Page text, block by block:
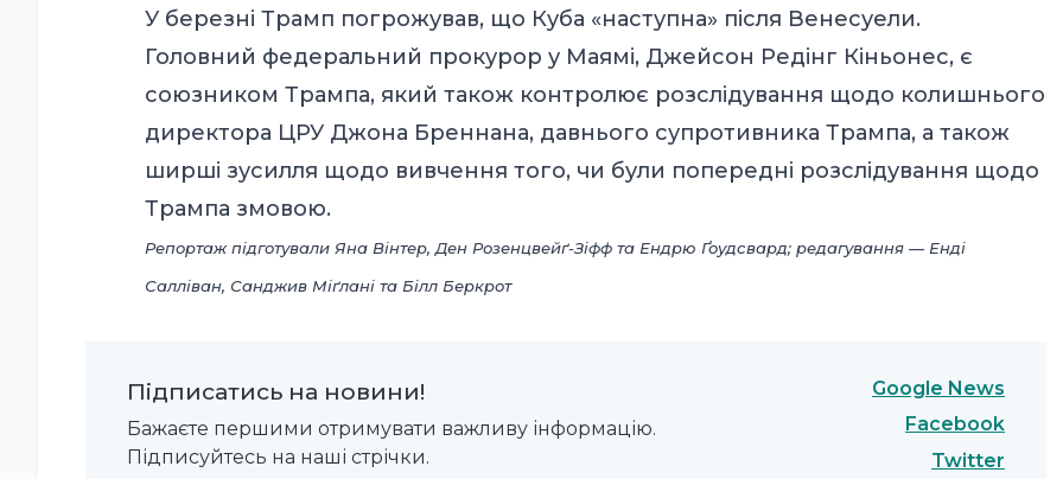
У березні Трамп погрожував, що Куба «наступна» після Венесуели.
Головний федеральний прокурор у Маямі, Джейсон Редінг Кіньонес, є
союзником Трампа, який також контролює розслідування щодо колишнього
директора ЦРУ Джона Бреннана, давнього супротивника Трампа, а також
ширші зусилля щодо вивчення того, чи були попередні розслідування щодо
Трампа змовою.
Репортаж підготували Яна Вінтер, Ден Розенцвейґ-Зіфф та Ендрю Ґоудсвард; редагування — Енді
Салліван, Санджив Міґлані та Білл Беркрот
Підписатись на новини!
Бажаєте першими отримувати важливу інформацію.
Підписуйтесь на наші стрічки.
Google News
Facebook
Twitter